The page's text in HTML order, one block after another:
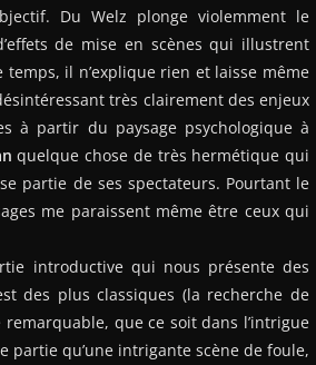
Du Welz plonge violemment le
de mise en scènes qui illustrent
il n’explique rien et laisse même
très clairement des enjeux
à partir du paysage psychologique à
quelque chose de très hermétique qui
partie de ses spectateurs. Pourtant le
me paraissent même être ceux qui
introductive qui nous présente des
des plus classiques (la recherche de
que ce soit dans l’intrigue
partie qu’une intrigante scène de foule,